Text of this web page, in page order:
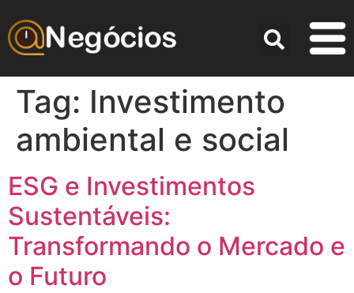
Tag: Investimento
ambiental e social
ESG e Investimentos
Sustentáveis:
Transformando o Mercado e
o Futuro